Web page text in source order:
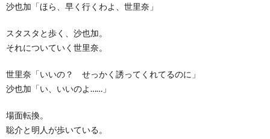
沙也加「ほら、早く行くわよ、世里奈」
スタスタと歩く、沙也加。
それについていく世里奈。
世里奈「いいの？ せっかく誘ってくれてるのに」
沙也加「い、いいのよ……」
場面転換。
聡介と明人が歩いている。